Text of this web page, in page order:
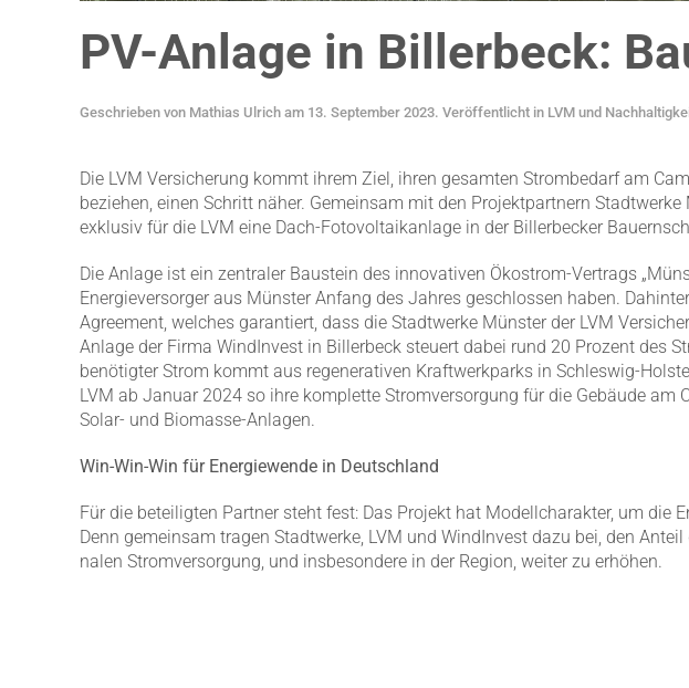
PV-Anlage in Billerbeck:
Geschrieben von Mathias Ulrich am 13. September 2023. Veröffentlicht in LVM und
Die LVM Versi­cherung kommt ihrem Ziel, ihren gesamten Strom­bedarf am
beziehen, einen Schritt näher. Gemeinsam mit den Projekt­partnern
exklusiv für die LVM eine Dach-Fotovol­ta­ik­anlage in der Biller­becker
Die Anlage ist ein zentraler Baustein des innova­tiven Ökostrom-Vertrags
Energie­ver­sorger aus Münster Anfang des Jahres geschlossen haben.
Agreement, welches garan­tiert, dass die Stadt­werke Münster der LVM
Anlage der Firma WindInvest in Billerbeck steuert dabei rund 20 Prozent des
benötigter Strom kommt aus regene­ra­tiven Kraft­werk­parks in Schleswig-
LVM ab Januar 2024 so ihre komplette Strom­ver­sorgung für die Gebäude am
Solar- und Biomasse-Anlagen.
Win-Win-Win für Energie­wende in Deutschland
Für die betei­ligten Partner steht fest: Das Projekt hat Modell­cha­rakter, um die
Denn gemeinsam tragen Stadt­werke, LVM und WindInvest dazu bei, den
nalen Strom­ver­sorgung, und insbe­sondere in der Region, weiter zu erhöhen.